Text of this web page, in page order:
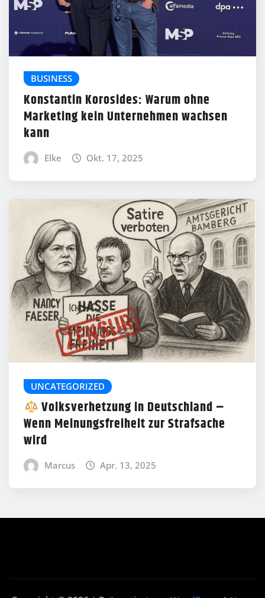
BUSINESS
Konstantin Korosides: Warum ohne
Marketing kein Unternehmen wachsen
kann
Elke Okt. 17, 2025
UNCATEGORIZED
Volksverhetzung in Deutschland –
Wenn Meinungsfreiheit zur Strafsache
wird
Marcus Apr. 13, 2025